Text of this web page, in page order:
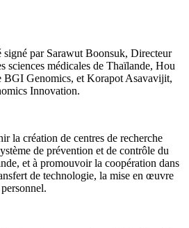
signé par Sarawut Boonsuk, Directeur
sciences médicales de Thaïlande, Hou
BGI Genomics, et Korapot Asavavijit,
Innovation.
la création de centres de recherche
de prévention et de contrôle du
et à promouvoir la coopération dans
de technologie, la mise en œuvre